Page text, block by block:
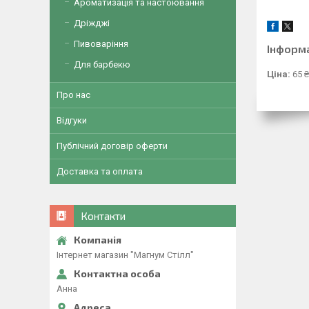
Ціна: 65 ₴
Ароматизація та настоювання
Дріжджі
Пивоваріння
Для барбекю
Про нас
Відгуки
Публічний договір оферти
Доставка та оплата
Контакти
Інтернет магазин "Магнум Стілл"
Анна